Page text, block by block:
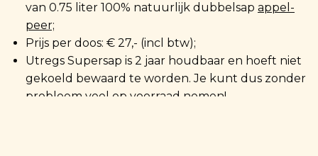
van 0.75 liter 100% natuurlijk dubbelsap appel-
peer;
Prijs per doos: € 27,- (incl btw);
Utregs Supersap is 2 jaar houdbaar en hoeft niet
gekoeld bewaard te worden. Je kunt dus zonder
probleem veel op voorraad nemen!